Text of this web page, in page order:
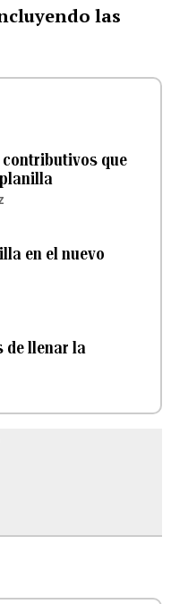
las
contributivos que
en el nuevo
de llenar la